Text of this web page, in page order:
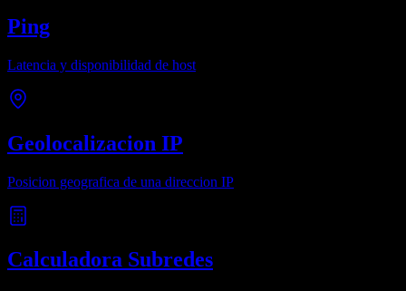
Ping
Latencia y disponibilidad de host
Geolocalizacion IP
Posicion geografica de una direccion IP
Calculadora Subredes